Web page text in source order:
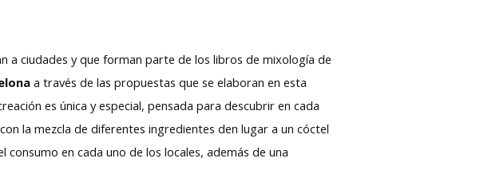
a ciudades y que forman parte de los libros de mixología de
a través de las propuestas que se elaboran en esta
es única y especial, pensada para descubrir en cada
la mezcla de diferentes ingredientes den lugar a un cóctel
en cada uno de los locales, además de una